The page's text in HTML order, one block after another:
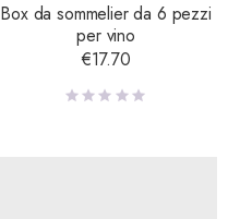
Box da sommelier da 6 pezzi
per vino
€17.70